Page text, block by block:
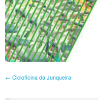
Post navigation
← Cicloficina da Junqueira